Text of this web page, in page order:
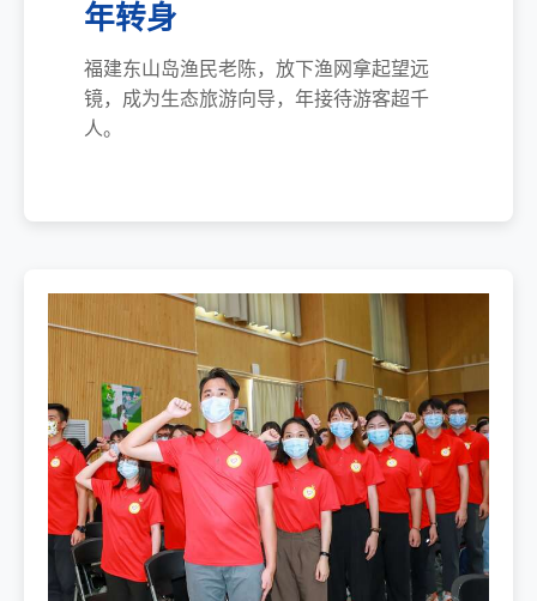
年转身
福建东山岛渔民老陈，放下渔网拿起望远
镜，成为生态旅游向导，年接待游客超千
人。